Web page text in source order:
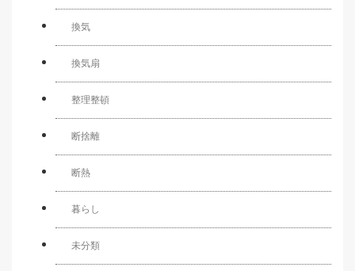
換気
換気扇
整理整頓
断捨離
断熱
暮らし
未分類